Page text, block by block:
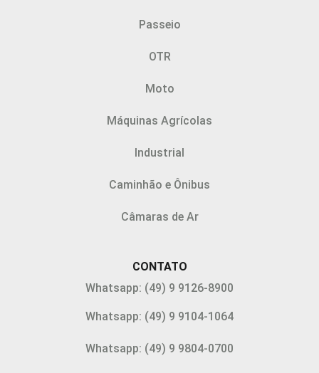
Passeio
OTR
Moto
Máquinas Agrícolas
Industrial
Caminhão e Ônibus
Câmaras de Ar
CONTATO
Whatsapp: (49) 9 9126-8900
Whatsapp: (49) 9 9104-1064
Whatsapp: (49) 9 9804-0700